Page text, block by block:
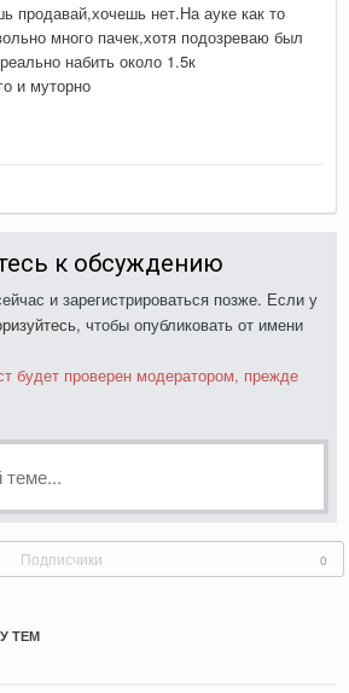
продавай,хочешь нет.На ауке как то
много пачек,хотя подозреваю был
набить около 1.5к
и муторно
к обсуждению
и зарегистрироваться позже. Если у
, чтобы опубликовать от имени
будет проверен модератором, прежде
теме...
Подписчики 0
ТЕМ